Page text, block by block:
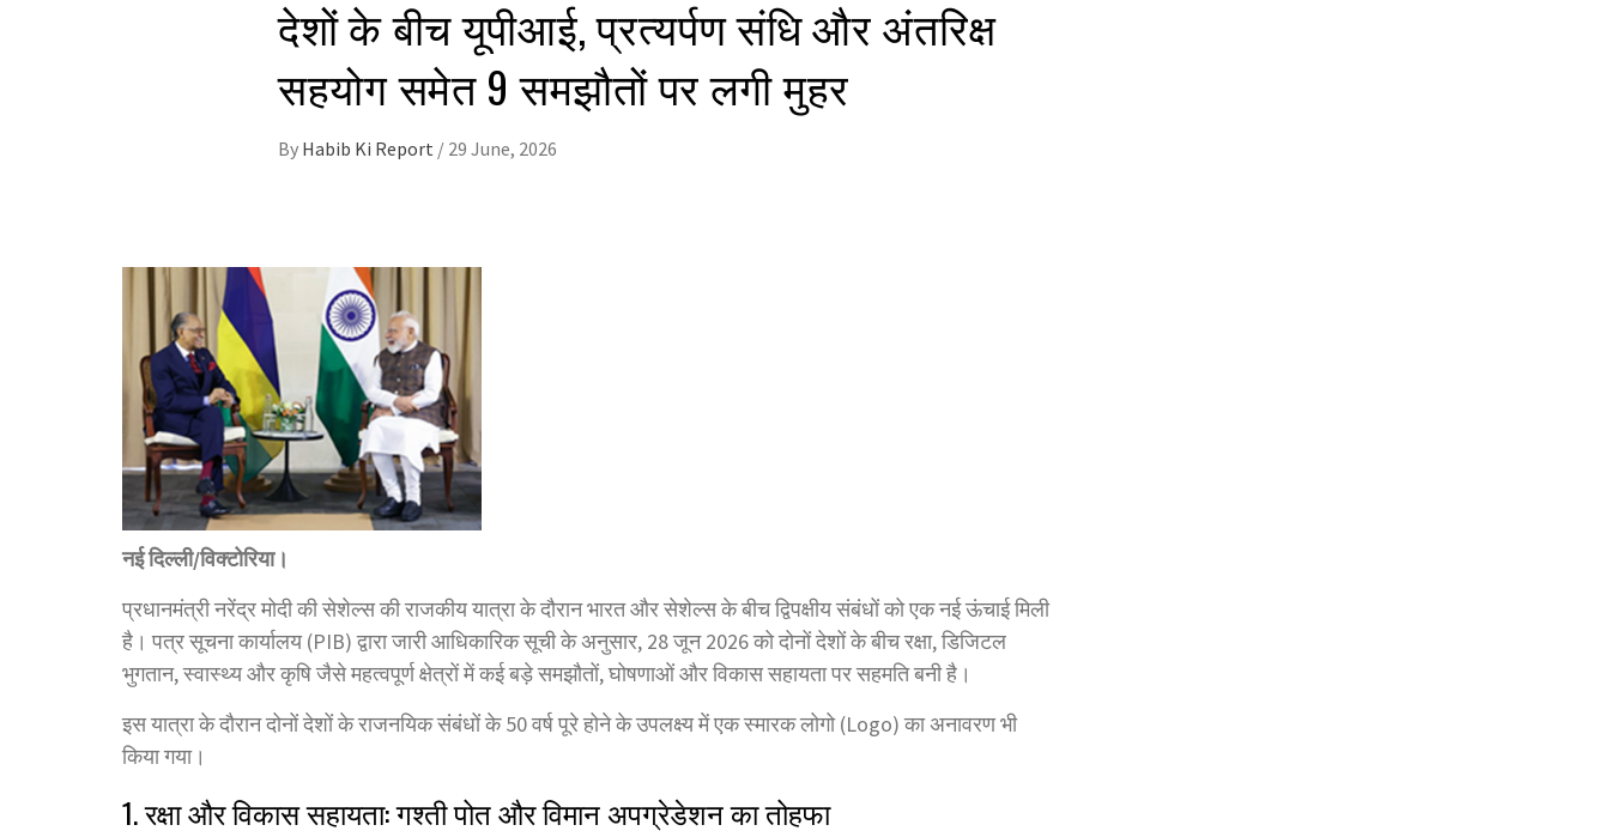
देशों के बीच यूपीआई, प्रत्यर्पण संधि और अंतरिक्ष
सहयोग समेत 9 समझौतों पर लगी मुहर
By Habib Ki Report / 29 June, 2026
नई दिल्ली/विक्टोरिया।
प्रधानमंत्री नरेंद्र मोदी की सेशेल्स की राजकीय यात्रा के दौरान भारत और सेशेल्स के बीच द्विपक्षीय संबंधों को एक नई ऊंचाई मिली
है। पत्र सूचना कार्यालय (PIB) द्वारा जारी आधिकारिक सूची के अनुसार, 28 जून 2026 को दोनों देशों के बीच रक्षा, डिजिटल
भुगतान, स्वास्थ्य और कृषि जैसे महत्वपूर्ण क्षेत्रों में कई बड़े समझौतों, घोषणाओं और विकास सहायता पर सहमति बनी है।
इस यात्रा के दौरान दोनों देशों के राजनयिक संबंधों के 50 वर्ष पूरे होने के उपलक्ष्य में एक स्मारक लोगो (Logo) का अनावरण भी
किया गया।
1. रक्षा और विकास सहायता: गश्ती पोत और विमान अपग्रेडेशन का तोहफा